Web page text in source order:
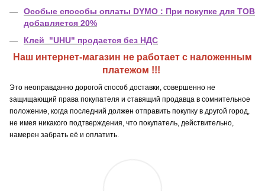
Особые способы оплаты DYMO : При покупке для ТОВ
добавляется 20%
Клей "UHU" продается без НДС
Наш интернет-магазин не работает с наложенным
платежом !!!
Это неоправданно дорогой способ доставки, совершенно не
защищающий права покупателя и ставящий продавца в сомнительное
положение, когда последний должен отправить покупку в другой город,
не имея никакого подтверждения, что покупатель, действительно,
намерен забрать её и оплатить.